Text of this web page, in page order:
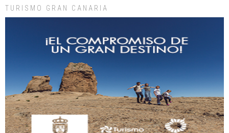
Gato manso encontrado
Este gato macho ha aparecido en la calle hace menos de un mes, es muy
manso y extremadamente cari...
Leales.org » Gran Canaria | 9.7.2025
TURISMO GRAN CANARIA